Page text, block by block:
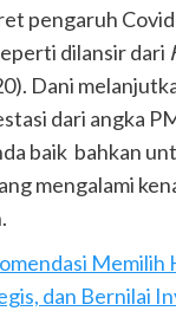
pengaruh
dilansir dari
Dani
dari angka
baik bahkan
mengalami
Memilih
dan Bernilai